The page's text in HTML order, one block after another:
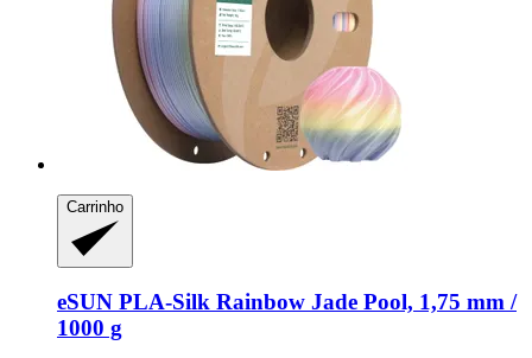
Carrinho
eSUN PLA-​Silk Rainbow Jade Pool, 1,75 mm /
1000 g